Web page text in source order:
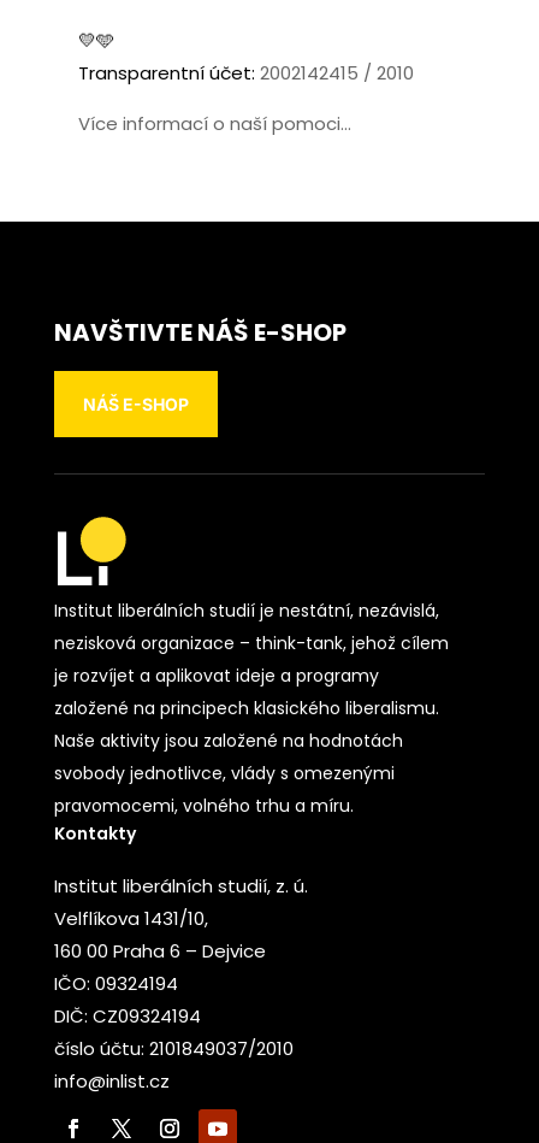
💛🩵
Transparentní účet: 2002142415 / 2010
Více informací o naší pomoci...
NAVŠTIVTE NÁŠ E-SHOP
NÁŠ E-SHOP
Institut liberálních studií je nestátní, nezávislá,
nezisková organizace – think-tank, jehož cílem
je rozvíjet a aplikovat ideje a programy
založené na principech klasického liberalismu.
Naše aktivity jsou založené na hodnotách
svobody jednotlivce, vlády s omezenými
pravomocemi, volného trhu a míru.
Kontakty
Institut liberálních studií, z. ú.
Velflíkova 1431/10,
160 00 Praha 6 – Dejvice
IČO: 09324194
DIČ: CZ09324194
číslo účtu: 2101849037/2010
info@inlist.cz